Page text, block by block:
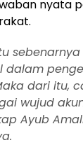
nyata
dalam
dari itu,
wujud
Ayub